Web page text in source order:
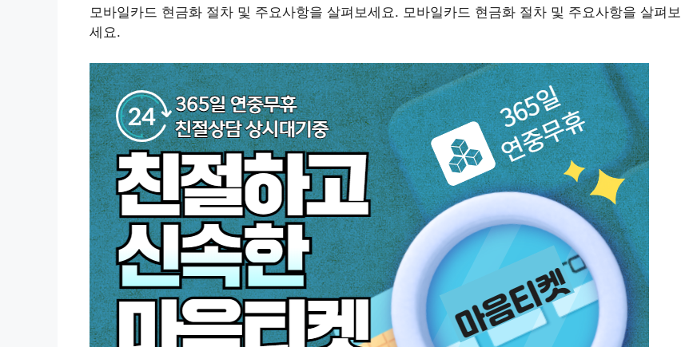
모바일카드 현금화 절차 및 주요사항을 살펴보세요. 모바일카드 현금화 절차 및 주요사항을 살펴보
세요.